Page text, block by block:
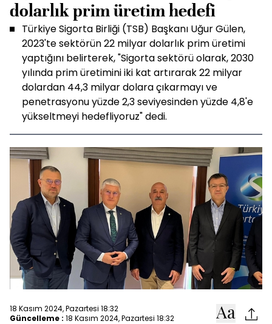
dolarlık prim üretim hedefi
Türkiye Sigorta Birliği (TSB) Başkanı Uğur Gülen,
2023'te sektörün 22 milyar dolarlık prim üretimi
yaptığını belirterek, "Sigorta sektörü olarak, 2030
yılında prim üretimini iki kat artırarak 22 milyar
dolardan 44,3 milyar dolara çıkarmayı ve
penetrasyonu yüzde 2,3 seviyesinden yüzde 4,8'e
yükseltmeyi hedefliyoruz" dedi.
18 Kasım 2024, Pazartesi 18:32
Güncelleme : 18 Kasım 2024, Pazartesi 18:32